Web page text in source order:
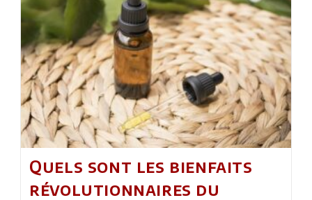
Quelques
Critères
Essentiels
Quels sont les bienfaits
révolutionnaires du